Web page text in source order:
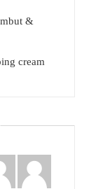
&
cream